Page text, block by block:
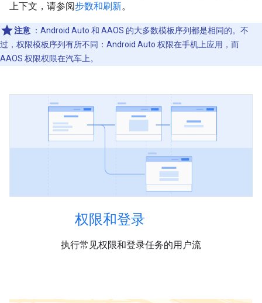
上下文，请参阅步数和刷新。
注意 ：Android Auto 和 AAOS 的大多数模板序列都是相同的。不
过，权限模板序列有所不同：Android Auto 权限在手机上应用，而
AAOS 权限权限在汽车上。
权限和登录
执行常见权限和登录任务的用户流